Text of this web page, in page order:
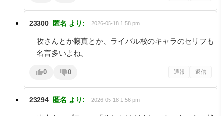
23300 匿名 より: 2026-05-18 1:58 pm
牧さんとか藤真とか、ライバル校のキャラのセリフも
名言多いよね。
0 0 通報 返信
23294 匿名 より: 2026-05-18 1:56 pm